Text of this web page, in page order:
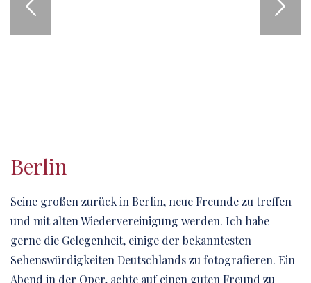
Berlin
Seine großen zurück in Berlin, neue Freunde zu treffen
und mit alten Wiedervereinigung werden. Ich habe
gerne die Gelegenheit, einige der bekanntesten
Sehenswürdigkeiten Deutschlands zu fotografieren. Ein
Abend in der Oper, achte auf einen guten Freund zu